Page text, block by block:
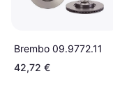
Brembo 09.9772.11
42,72 €